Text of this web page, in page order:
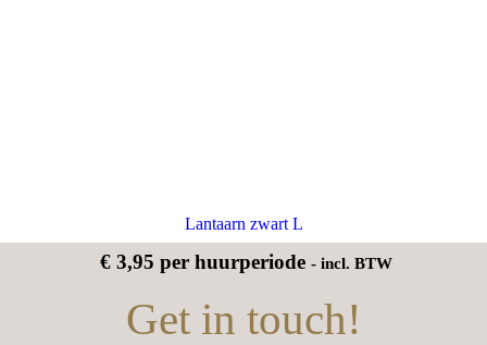
Lantaarn zwart L
€ 3,95 per huurperiode - incl. BTW
Get in touch!